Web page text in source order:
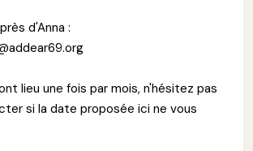
d'Anna :
lieu une fois par mois, n'hésitez pas
si la date proposée ici ne vous